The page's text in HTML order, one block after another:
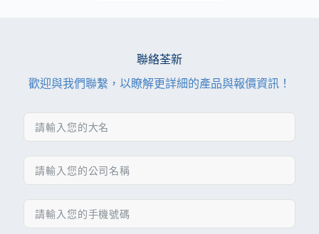
聯絡荃新
歡迎與我們聯繫，以瞭解更詳細的產品與報價資訊！